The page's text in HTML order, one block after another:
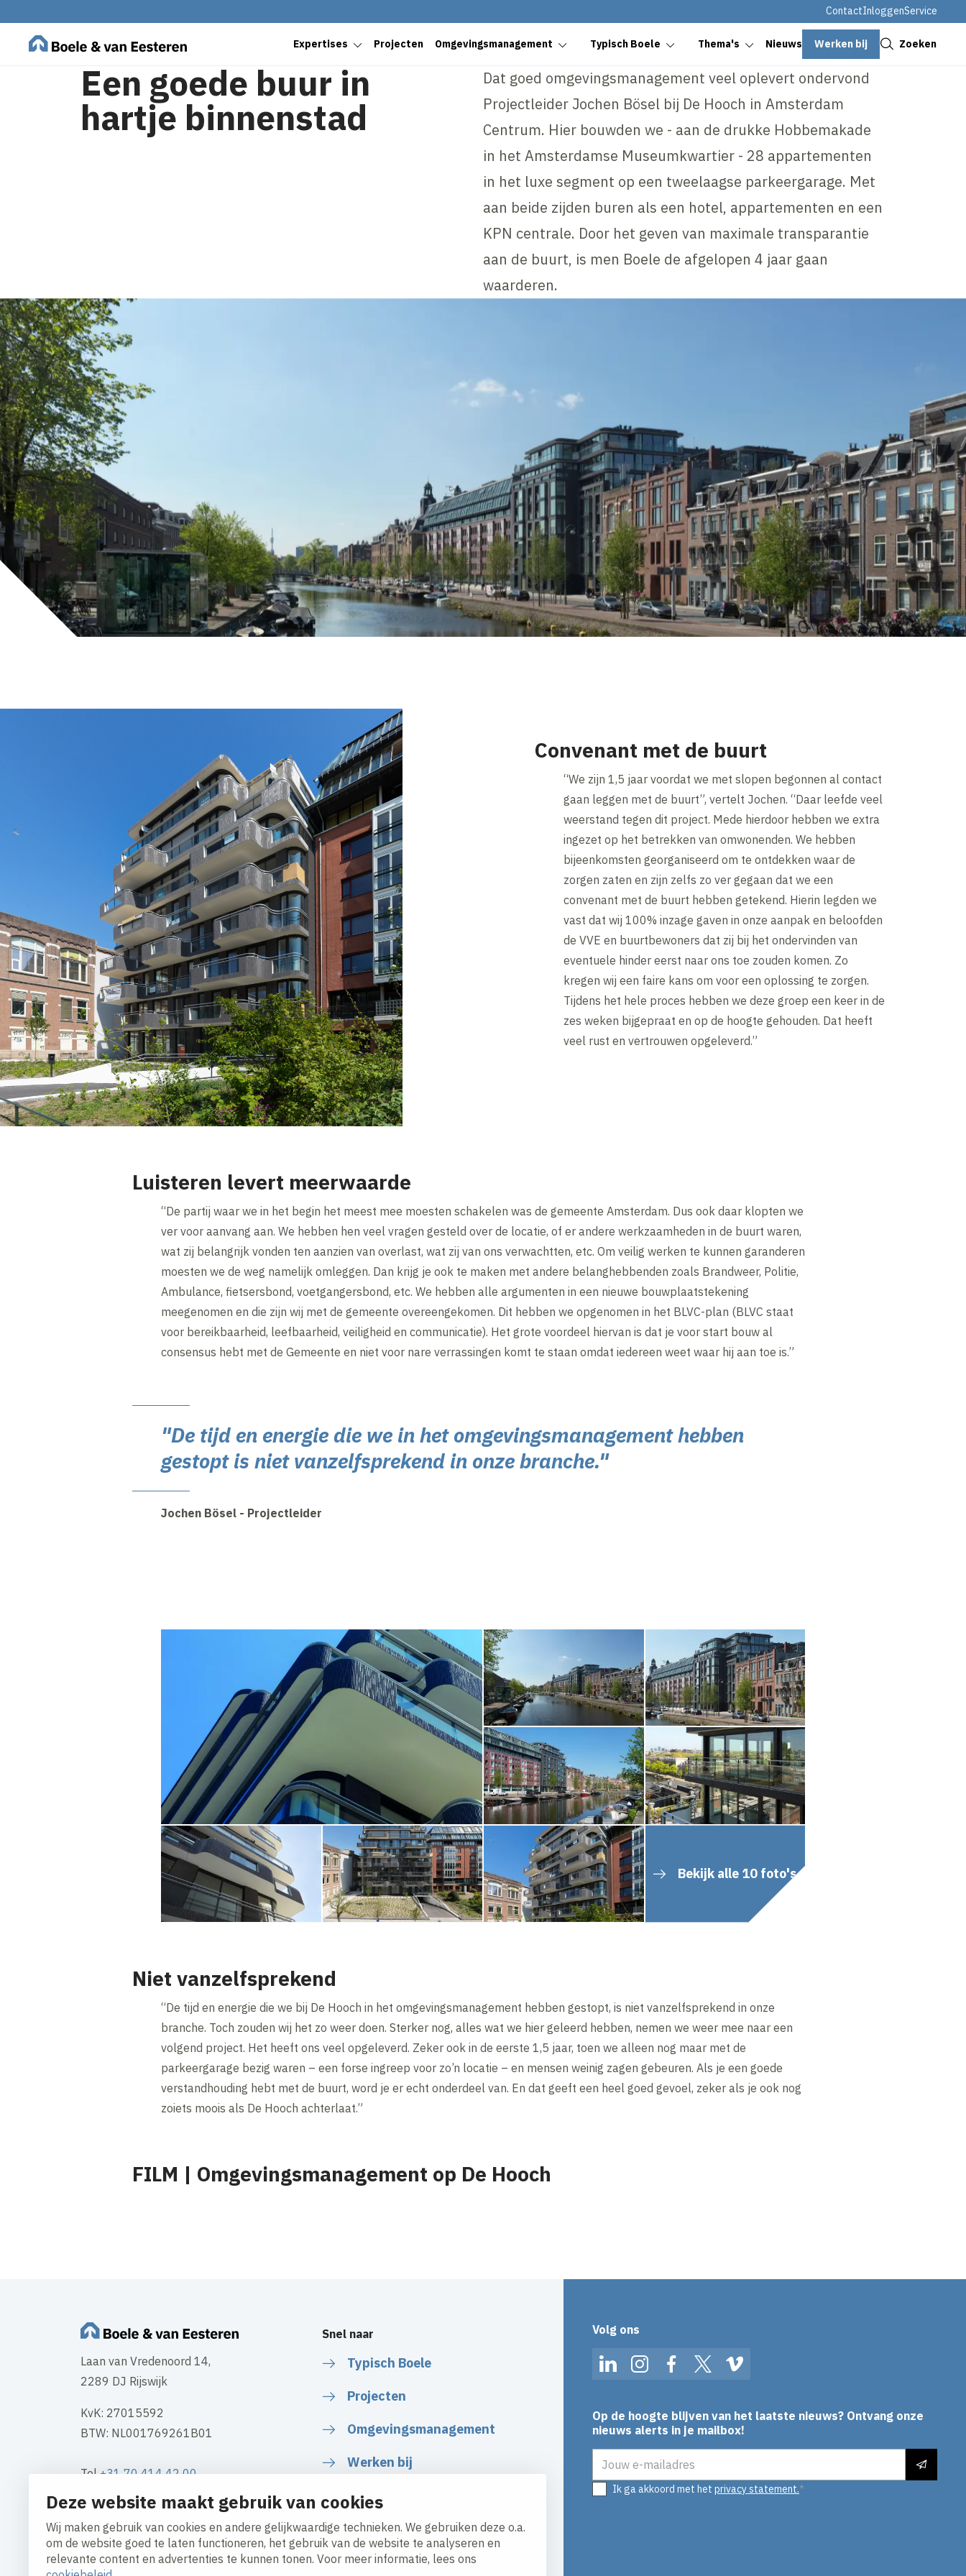
Deze website maakt gebruik van cookies
Wij maken gebruik van cookies en andere gelijkwaardige technieken. We gebruiken deze o.a.
om de website goed te laten functioneren, het gebruik van de website te analyseren en
relevante content en advertenties te kunnen tonen. Voor meer informatie, lees ons
ContactInloggenService
Expertises Projecten Omgevingsmanagement Typisch Boele Thema's Nieuws Werken bij Zoeken
Een goede buur in
hartje binnenstad
Dat goed omgevingsmanagement veel oplevert ondervond
Projectleider Jochen Bösel bij De Hooch in Amsterdam
Centrum. Hier bouwden we - aan de drukke Hobbemakade
in het Amsterdamse Museumkwartier - 28 appartementen
in het luxe segment op een tweelaagse parkeergarage. Met
aan beide zijden buren als een hotel, appartementen en een
KPN centrale. Door het geven van maximale transparantie
aan de buurt, is men Boele de afgelopen 4 jaar gaan
waarderen.
Convenant met de buurt
“We zijn 1,5 jaar voordat we met slopen begonnen al contact
gaan leggen met de buurt”, vertelt Jochen. “Daar leefde veel
weerstand tegen dit project. Mede hierdoor hebben we extra
ingezet op het betrekken van omwonenden. We hebben
bijeenkomsten georganiseerd om te ontdekken waar de
zorgen zaten en zijn zelfs zo ver gegaan dat we een
convenant met de buurt hebben getekend. Hierin legden we
vast dat wij 100% inzage gaven in onze aanpak en beloofden
de VVE en buurtbewoners dat zij bij het ondervinden van
eventuele hinder eerst naar ons toe zouden komen. Zo
kregen wij een faire kans om voor een oplossing te zorgen.
Tijdens het hele proces hebben we deze groep een keer in de
zes weken bijgepraat en op de hoogte gehouden. Dat heeft
veel rust en vertrouwen opgeleverd.”
Luisteren levert meerwaarde
“De partij waar we in het begin het meest mee moesten schakelen was de gemeente Amsterdam. Dus ook daar klopten we
ver voor aanvang aan. We hebben hen veel vragen gesteld over de locatie, of er andere werkzaamheden in de buurt waren,
wat zij belangrijk vonden ten aanzien van overlast, wat zij van ons verwachtten, etc. Om veilig werken te kunnen garanderen
moesten we de weg namelijk omleggen. Dan krijg je ook te maken met andere belanghebbenden zoals Brandweer, Politie,
Ambulance, fietsersbond, voetgangersbond, etc. We hebben alle argumenten in een nieuwe bouwplaatstekening
meegenomen en die zijn wij met de gemeente overeengekomen. Dit hebben we opgenomen in het BLVC-plan (BLVC staat
voor bereikbaarheid, leefbaarheid, veiligheid en communicatie). Het grote voordeel hiervan is dat je voor start bouw al
consensus hebt met de Gemeente en niet voor nare verrassingen komt te staan omdat iedereen weet waar hij aan toe is.”
"De tijd en energie die we in het omgevingsmanagement hebben
gestopt is niet vanzelfsprekend in onze branche."
Jochen Bösel - Projectleider
Bekijk alle 10 foto's
Niet vanzelfsprekend
“De tijd en energie die we bij De Hooch in het omgevingsmanagement hebben gestopt, is niet vanzelfsprekend in onze
branche. Toch zouden wij het zo weer doen. Sterker nog, alles wat we hier geleerd hebben, nemen we weer mee naar een
volgend project. Het heeft ons veel opgeleverd. Zeker ook in de eerste 1,5 jaar, toen we alleen nog maar met de
parkeergarage bezig waren – een forse ingreep voor zo’n locatie – en mensen weinig zagen gebeuren. Als je een goede
verstandhouding hebt met de buurt, word je er echt onderdeel van. En dat geeft een heel goed gevoel, zeker als je ook nog
zoiets moois als De Hooch achterlaat.”
FILM | Omgevingsmanagement op De Hooch
Laan van Vredenoord 14,
2289 DJ Rijswijk
KvK: 27015592
BTW: NL001769261B01
Tel+31 70 414 42 00
info@boele.nl
Contact
Snel naar
Typisch Boele
Projecten
Omgevingsmanagement
Werken bij
Plan uw route
Volg ons
LinkedInInstagramFacebookTwitterVimeo
Op de hoogte blijven van het laatste nieuws? Ontvang onze
nieuws alerts in je mailbox!
Ik ga akkoord met het privacy statement.
Sluiten